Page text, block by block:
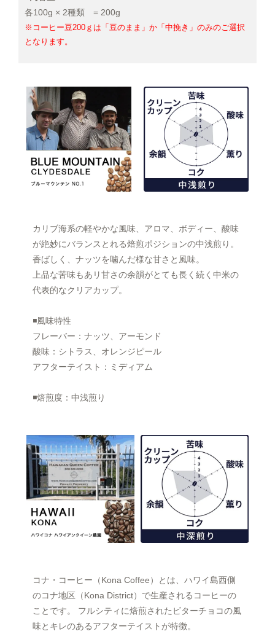
各100g × 2種類 = 200g
※コーヒー豆200ｇは「豆のまま」か「中挽き」のみのご選択
となります。
カリブ海系の軽やかな風味、アロマ、ボディー、酸味
が絶妙にバランスとれる焙煎ポジションの中浅煎り。
香ばしく、ナッツを噛んだ様な甘さと風味。
上品な苦味もあリ甘さの余韻がとても長く続く中米の
代表的なクリアカップ。
◾️風味特性
フレーバー：ナッツ、アーモンド
酸味：シトラス、オレンジピール
アフターテイスト：ミディアム
◾️焙煎度：中浅煎り
コナ・コーヒー（Kona Coffee）とは、ハワイ島西側
のコナ地区（Kona District）で生産されるコーヒーの
ことです。 フルシティに焙煎されたビターチョコの風
味とキレのあるアフターテイストが特徴。